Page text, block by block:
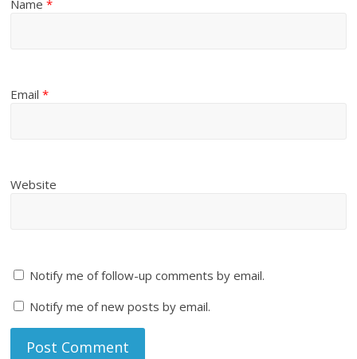
Name*
Email*
Website
Notify me of follow-up comments by email.
Notify me of new posts by email.